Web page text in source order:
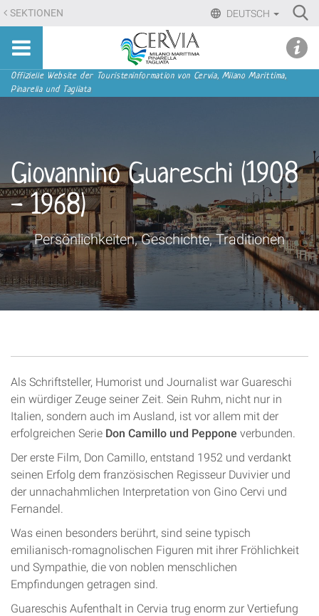
Direkt
zum
Inhalt
Direkt
zur
DEUTSCH
SEKTIONEN
Sito
turistico
ufficiale
Tagliata
Sektionen
Offizielle Website der Touristeninformation von Cervia, Milano Marittima,
Pinarella und Tagliata
Giovannino Guareschi (1908
- 1968)
Persönlichkeiten, Geschichte, Traditionen
Als Schriftsteller, Humorist und Journalist war Guareschi
ein würdiger Zeuge seiner Zeit. Sein Ruhm, nicht nur in
Italien, sondern auch im Ausland, ist vor allem mit der
erfolgreichen Serie Don Camillo und Peppone verbunden.
Der erste Film, Don Camillo, entstand 1952 und verdankt
seinen Erfolg dem französischen Regisseur Duvivier und
der unnachahmlichen Interpretation von Gino Cervi und
Fernandel.
Was einen besonders berührt, sind seine typisch
emilianisch-romagnolischen Figuren mit ihrer Fröhlichkeit
und Sympathie, die von noblen menschlichen
Empfindungen getragen sind.
Guareschis Aufenthalt in Cervia trug enorm zur Vertiefung
menu